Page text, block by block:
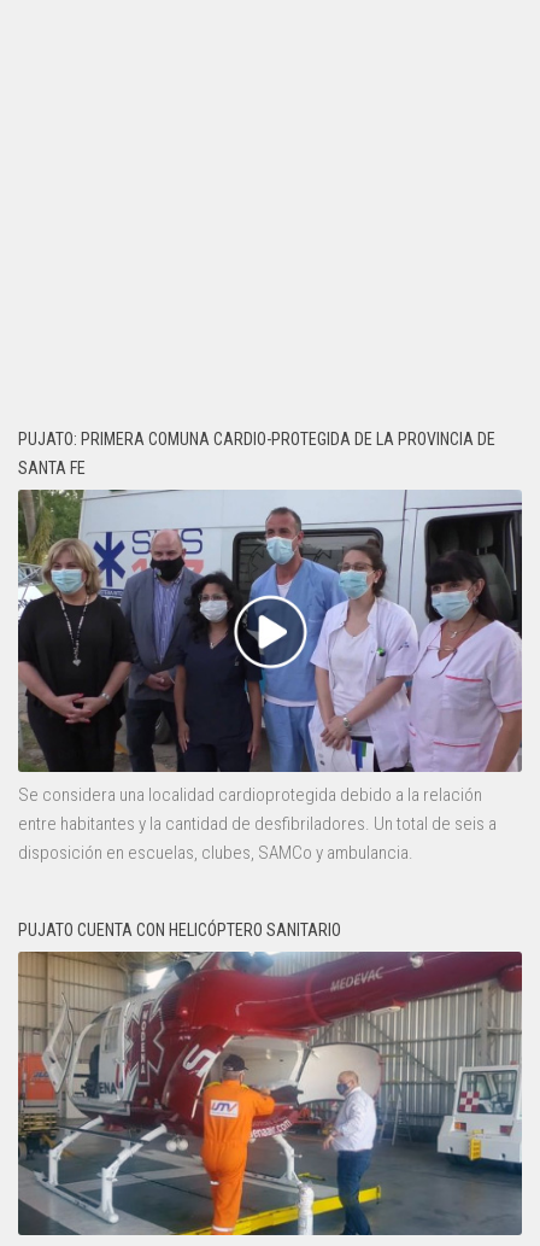
PUJATO: PRIMERA COMUNA CARDIO-PROTEGIDA DE LA PROVINCIA DE
SANTA FE
Se considera una localidad cardioprotegida debido a la relación
entre habitantes y la cantidad de desfibriladores. Un total de seis a
disposición en escuelas, clubes, SAMCo y ambulancia.
PUJATO CUENTA CON HELICÓPTERO SANITARIO